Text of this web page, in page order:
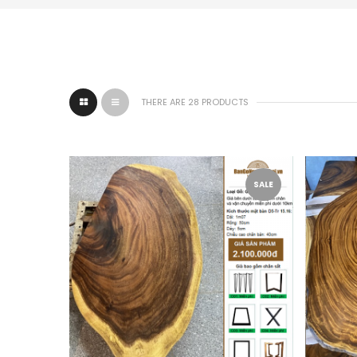
THERE ARE 28 PRODUCTS
SALE